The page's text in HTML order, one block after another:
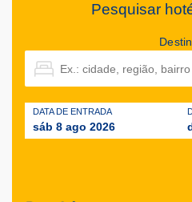
Pesquisar
DATA DE ENTRADA
sáb 8 ago 2026